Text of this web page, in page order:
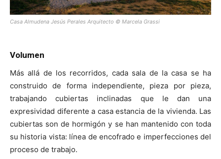
Casa Almudena Jesús Perales Arquitecto © Marcela Grassi
Volumen
Más allá de los recorridos, cada sala de la casa se ha
construido de forma independiente, pieza por pieza,
trabajando cubiertas inclinadas que le dan una
expresividad diferente a casa estancia de la vivienda. Las
cubiertas son de hormigón y se han mantenido con toda
su historia vista: línea de encofrado e imperfecciones del
proceso de trabajo.